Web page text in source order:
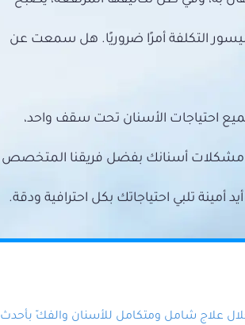
التكلفة أمرًا ضروريًا. هل سمعت عن
احتياجات الأسنان تحت سقف واحد،
مشكلات أسنانك بفضل فريقنا المتخصص
تلبي احتياجاتك بكل احترافية ودقة.
علاج شامل ومتكامل للأسنان والفكّ بأحدث